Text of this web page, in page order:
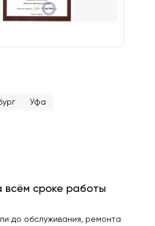
Уфа
сроке работы
до обслуживания, ремонта